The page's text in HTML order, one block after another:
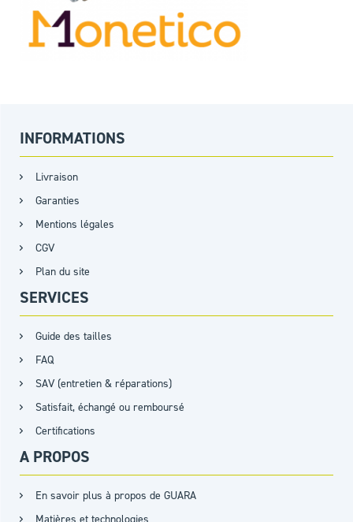
INFORMATIONS
Livraison
Garanties
Mentions légales
CGV
Plan du site
SERVICES
Guide des tailles
FAQ
SAV (entretien & réparations)
Satisfait, échangé ou remboursé
Certifications
A PROPOS
En savoir plus à propos de GUARA